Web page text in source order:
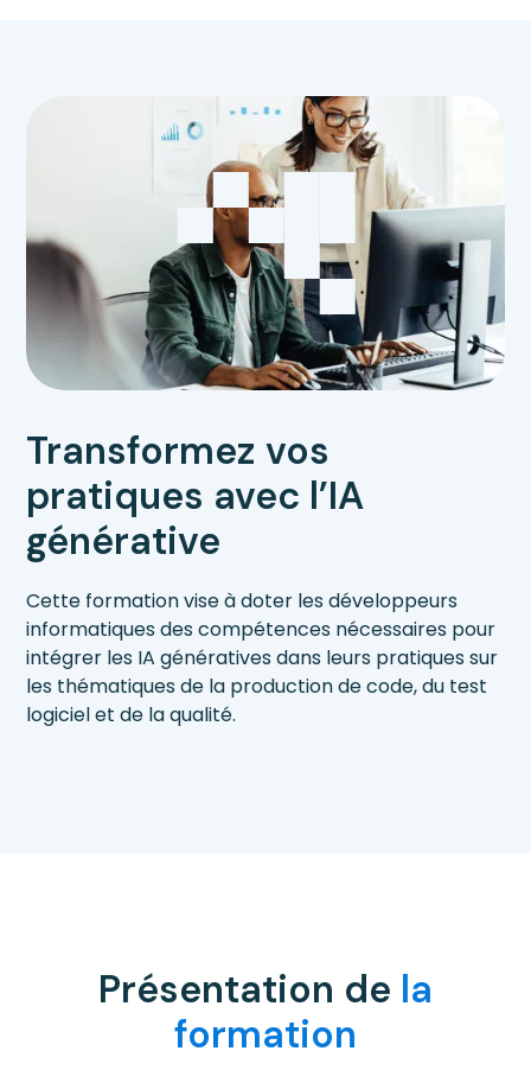
Transformez vos
pratiques avec l’IA
générative
Cette formation vise à doter les développeurs
informatiques des compétences nécessaires pour
intégrer les IA génératives dans leurs pratiques sur
les thématiques de la production de code, du test
logiciel et de la qualité.
Présentation de la
formation